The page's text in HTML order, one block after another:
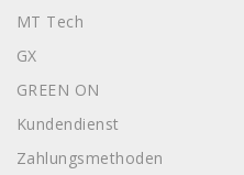
MT Tech
GX
GREEN ON
Kundendienst
Zahlungsmethoden